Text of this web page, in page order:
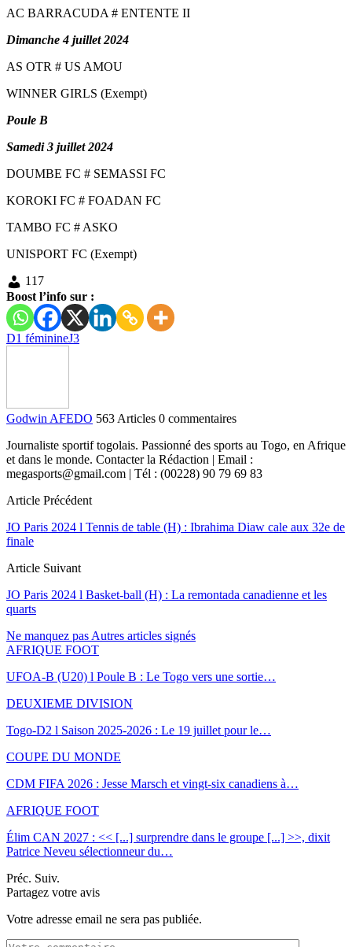
AC BARRACUDA # ENTENTE II
Dimanche 4 juillet 2024
AS OTR # US AMOU
WINNER GIRLS (Exempt)
Poule B
Samedi 3 juillet 2024
DOUMBE FC # SEMASSI FC
KOROKI FC # FOADAN FC
TAMBO FC # ASKO
UNISPORT FC (Exempt)
117
Boost l’info sur :
D1 féminineJ3
Godwin AFEDO 563 Articles 0 commentaires
Journaliste sportif togolais. Passionné des sports au Togo, en Afrique
et dans le monde. Contacter la Rédaction | Email :
megasports@gmail.com | Tél : (00228) 90 79 69 83
Article Précédent
JO Paris 2024 l Tennis de table (H) : Ibrahima Diaw cale aux 32e de
finale
Article Suivant
JO Paris 2024 l Basket-ball (H) : La remontada canadienne et les
quarts
Ne manquez pas Autres articles signés
AFRIQUE FOOT
UFOA-B (U20) l Poule B : Le Togo vers une sortie…
DEUXIEME DIVISION
Togo-D2 l Saison 2025-2026 : Le 19 juillet pour le…
COUPE DU MONDE
CDM FIFA 2026 : Jesse Marsch et vingt-six canadiens à…
AFRIQUE FOOT
Élim CAN 2027 : << [...] surprendre dans le groupe [...] >>, dixit
Patrice Neveu sélectionneur du…
Préc. Suiv.
Partagez votre avis
Votre adresse email ne sera pas publiée.